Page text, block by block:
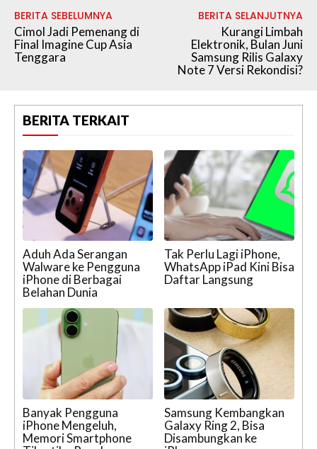
BERITA SEBELUMNYA
Cimol Jadi Pemenang di
Final Imagine Cup Asia
Tenggara
BERITA SELANJUTNYA
Kurangi Limbah
Elektronik, Bulan Juni
Samsung Rilis Galaxy
Note 7 Versi Rekondisi?
BERITA TERKAIT
Aduh Ada Serangan
Walware ke Pengguna
iPhone di Berbagai
Belahan Dunia
Tak Perlu Lagi iPhone,
WhatsApp iPad Kini Bisa
Daftar Langsung
Banyak Pengguna
iPhone Mengeluh,
Memori Smartphone
Samsung Kembangkan
Galaxy Ring 2, Bisa
Disambungkan ke